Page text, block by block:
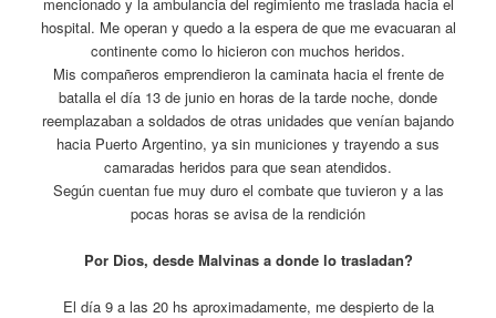
hospital. Me operan y quedo a la espera de que me evacuaran al
continente como lo hicieron con muchos heridos.
Mis compañeros emprendieron la caminata hacia el frente de
batalla el día 13 de junio en horas de la tarde noche, donde
reemplazaban a soldados de otras unidades que venían bajando
hacia Puerto Argentino, ya sin municiones y trayendo a sus
camaradas heridos para que sean atendidos.
Según cuentan fue muy duro el combate que tuvieron y a las
pocas horas se avisa de la rendición
Por Dios, desde Malvinas a donde lo trasladan?
El día 9 a las 20 hs aproximadamente, me despierto de la